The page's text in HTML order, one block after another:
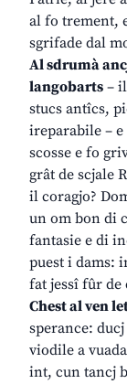
al fo trement,
sgrifade dal
Al sdrumà
langobarts –
stucs antîcs,
ireparabile –
scosse e fo
grât de scjale
il coragjo?
un om bon di
fantasie e di
puest i dams:
fat jessî fûr
Chest al ven
sperance:
viodile a
int, cun tancj